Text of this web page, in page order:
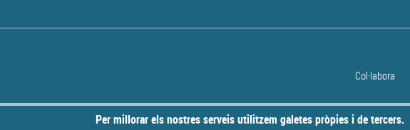
Col·labora
Per millorar els nostres serveis utilitzem galetes pròpies i de tercers.